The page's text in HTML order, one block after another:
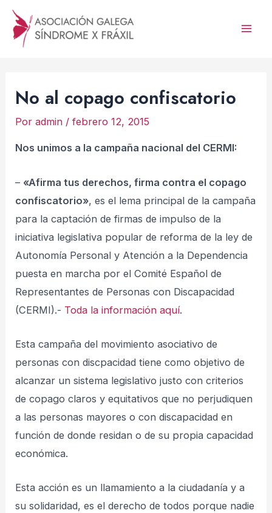
contenido
No al copago confiscatorio
Poradmin /febrero 12, 2015
Nos unimos a la campaña nacional del CERMI:
– «Afirma tus derechos, firma contra el copago
confiscatorio», es el lema principal de la campaña
para la captación de firmas de impulso de la
iniciativa legislativa popular de reforma de la ley de
Autonomía Personal y Atención a la Dependencia
puesta en marcha por el Comité Español de
Representantes de Personas con Discapacidad
(CERMI).- Toda la información aquí.
Esta campaña del movimiento asociativo de
personas con discpacidad tiene como objetivo de
alcanzar un sistema legislativo justo con criterios
de copago claros y equitativos que no perjudiquen
a las personas mayores o con discapacidad en
función de donde residan o de su propia capacidad
económica.
Esta acción es un llamamiento a la ciudadanía y a
su solidaridad, es el derecho de todos porque nadie